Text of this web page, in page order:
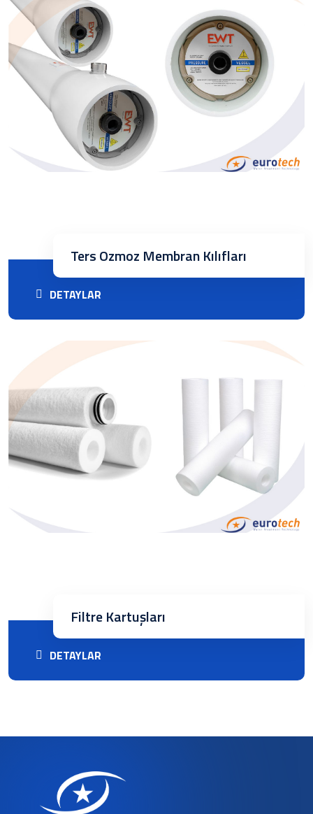
DETAYLAR
Ters Ozmoz Membran Kılıfları
DETAYLAR
Filtre Kartuşları